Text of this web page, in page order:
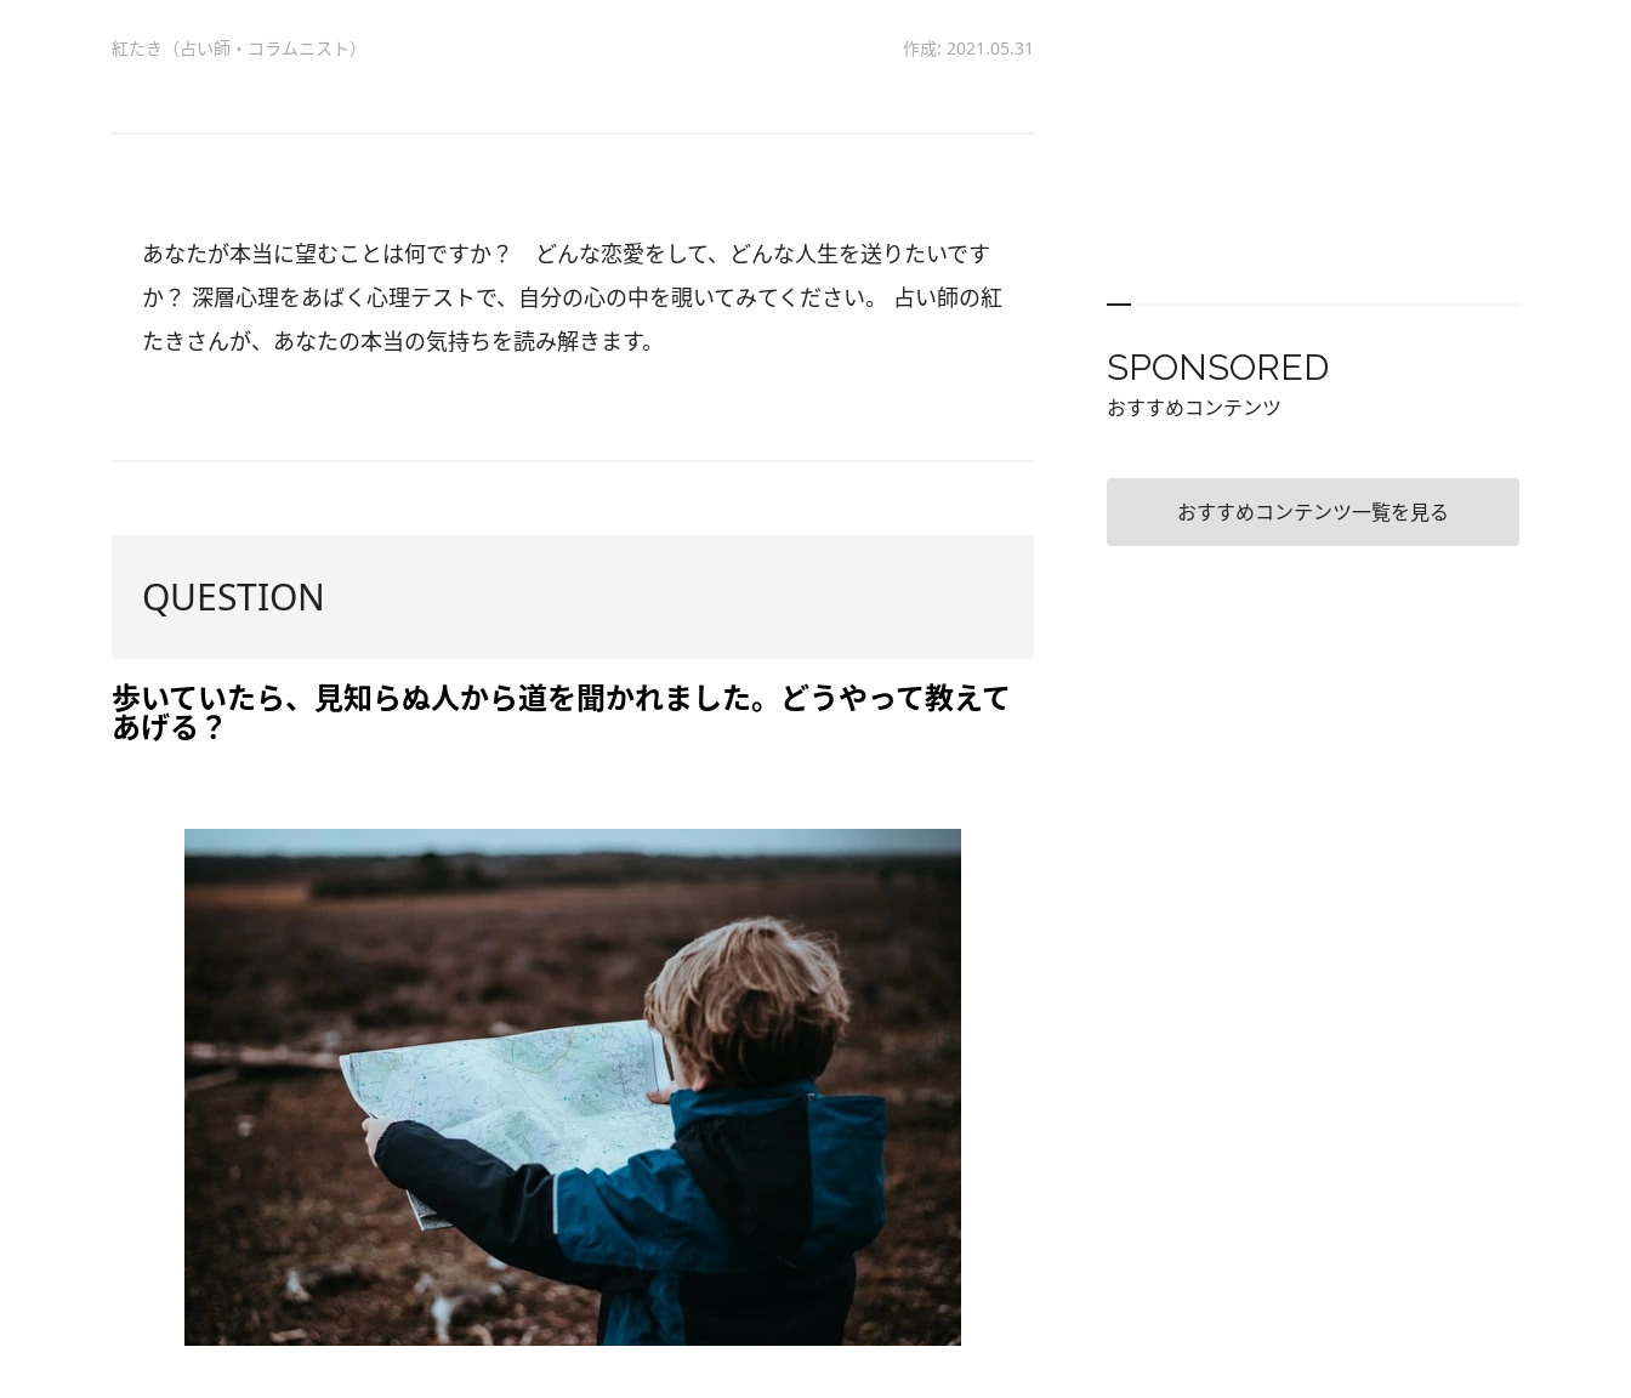
紅たき（占い師・コラムニスト） 作成: 2021.05.31
あなたが本当に望むことは何ですか？ どんな恋愛をして、どんな人生を送りたいです
か？ 深層心理をあばく心理テストで、自分の心の中を覗いてみてください。 占い師の紅
たきさんが、あなたの本当の気持ちを読み解きます。
QUESTION
歩いていたら、見知らぬ人から道を聞かれました。どうやって教えて
あげる？
SPONSORED
おすすめコンテンツ
おすすめコンテンツ一覧を見る